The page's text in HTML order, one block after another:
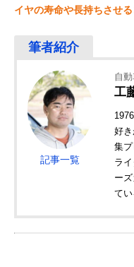
イヤの寿命や長持ちさせ
記事一覧
自
工
好
集
ラ
ー
てい